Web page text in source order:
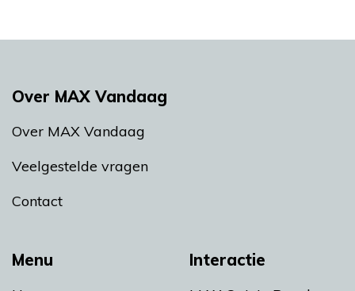
Menu Interactie
Over MAX Vandaag
Over MAX Vandaag
Veelgestelde vragen
Contact